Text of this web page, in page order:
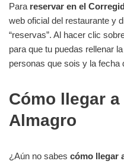
Para reservar en el
web oficial del restaurante y
“reservas”. Al hacer clic
para que tu puedas rellenar
personas que sois y la fecha
Cómo llegar
Almagro
¿Aún no sabes cómo llegar